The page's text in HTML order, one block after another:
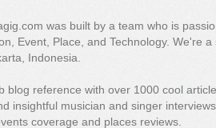
was built by a team who is
Event, Place, and Technology. We're a
Indonesia.
blog reference with over 1000 cool
insightful musician and singer
coverage and places reviews.